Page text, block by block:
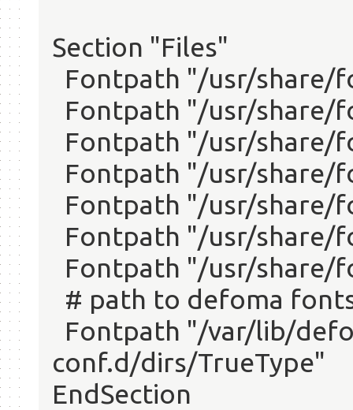
Section "Files"
Fontpath "/usr/share/
Fontpath "/usr/share/
Fontpath "/usr/share/
Fontpath "/usr/share/
Fontpath "/usr/share/
Fontpath "/usr/share/
Fontpath "/usr/share/
# path to defoma
Fontpath "/var/lib/
conf.d/dirs/TrueType"
EndSection